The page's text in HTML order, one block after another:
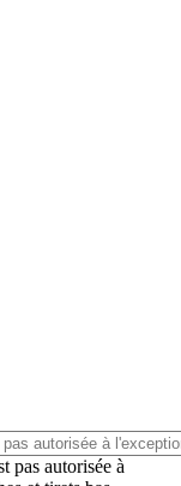
pas autorisée à